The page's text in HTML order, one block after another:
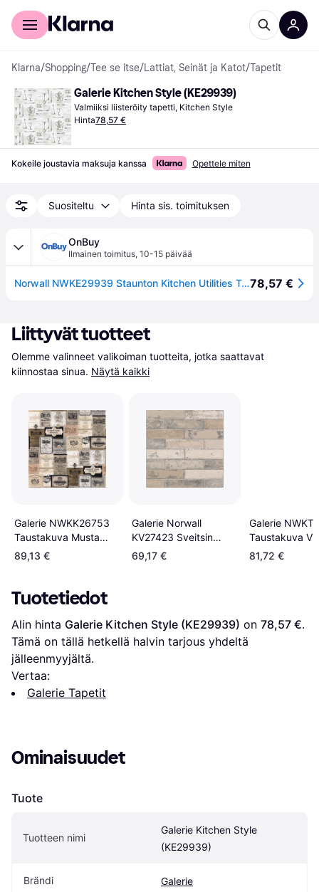
Kuluttajille
Klarna/Shopping/Tee se itse/Lattiat, Seinät ja Katot/Tapetit
Galerie Kitchen Style (KE29939)
Valmiiksi liisteröity tapetti, Kitchen Style
Hinta78,57 €
Kokeile joustavia maksuja kanssa Opettele miten
Suositeltu Hinta sis. toimituksen
OnBuy
Ilmainen toimitus, 10-15 päivää
Norwall NWKE29939 Staunton Kitchen Utilities Toile -teksturoitu tapetti78,57 €
Liittyvät tuotteet
Olemme valinneet valikoiman tuotteita, jotka saattavat
kiinnostaa sinua. Näytä kaikki
Galerie NWKK26753
Taustakuva Musta
Ruskea
89,13 €
Galerie Norwall
KV27423 Sveitsin
Tiilitapetti Beige
69,17 €
Galerie
Taustakuva
81,72 €
Tuotetiedot
Alin hinta Galerie Kitchen Style (KE29939) on 78,57 €.
Tämä on tällä hetkellä halvin tarjous yhdeltä
jälleenmyyjältä.
Vertaa:
Galerie Tapetit
Ominaisuudet
Tuote
Tuotteen nimi
Galerie Kitchen Style
(KE29939)
Brändi Galerie